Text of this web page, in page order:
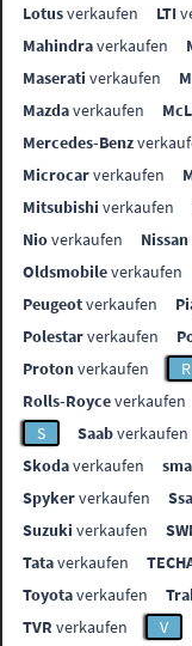
Lotusverkaufen LTI
Mahindraverkaufen
Maserati verkaufen
Mazdaverkaufen
Mercedes-Benz
Microcarverkaufen
Mitsubishi verkaufen
Nioverkaufen Nissan
Oldsmobileverkaufen
Peugeotverkaufen
Polestarverkaufen
Protonverkaufen R
Rolls-Royceverkaufen
S
Saabverkaufen
Skodaverkaufen
Spykerverkaufen
Suzuki verkaufen
Tataverkaufen
Toyotaverkaufen
TVR verkaufen V